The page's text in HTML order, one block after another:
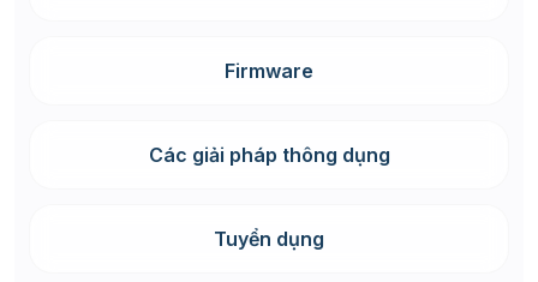
Firmware
Các giải pháp thông dụng
Tuyển dụng